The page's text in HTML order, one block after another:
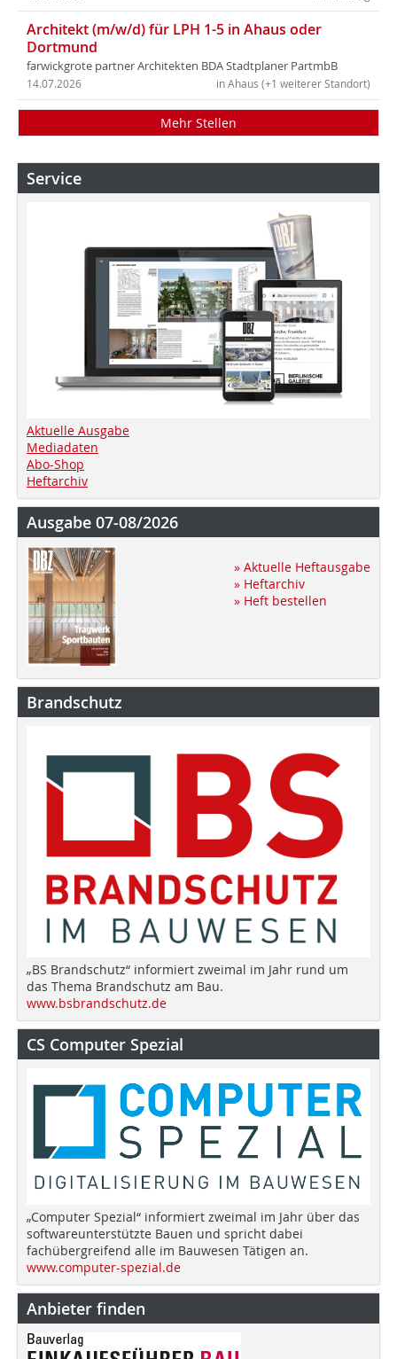
Architekt (m/w/d) für LPH 1-5 in Ahaus oder
Dortmund
farwickgrote partner Architekten BDA Stadtplaner PartmbB
in Ahaus (+1 weiterer Standort)
14.07.2026
Mehr Stellen
Service
Aktuelle Ausgabe
Mediadaten
Abo-Shop
Heftarchiv
Ausgabe 07-08/2026
» Aktuelle Heftausgabe
» Heftarchiv
» Heft bestellen
Brandschutz
„BS Brandschutz“ informiert zweimal im Jahr rund um
das Thema Brandschutz am Bau.
www.bsbrandschutz.de
CS Computer Spezial
„Computer Spezial“ informiert zweimal im Jahr über das
softwareunterstützte Bauen und spricht dabei
fachübergreifend alle im Bauwesen Tätigen an.
www.computer-spezial.de
Anbieter finden